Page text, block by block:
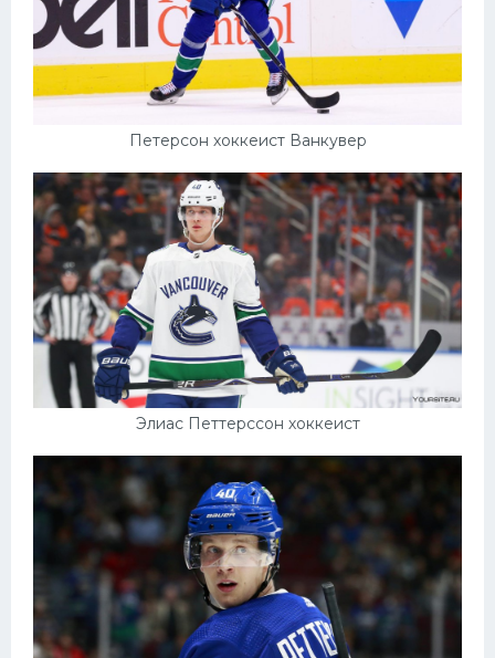
Петерсон хоккеист Ванкувер
Элиас Петтерссон хоккеист
Еще картинки...
Велогонки
Конькобежный спорт
Тренажеры
Интерьер квартиры